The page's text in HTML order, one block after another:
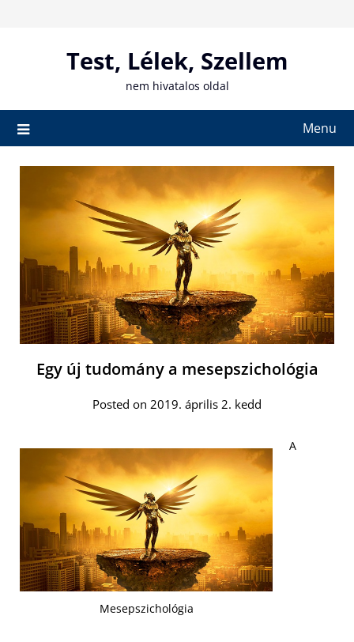
Test, Lélek, Szellem
nem hivatalos oldal
Menu
Egy új tudomány a mesepszichológia
Posted on 2019. április 2. kedd
Mesepszichológia
A